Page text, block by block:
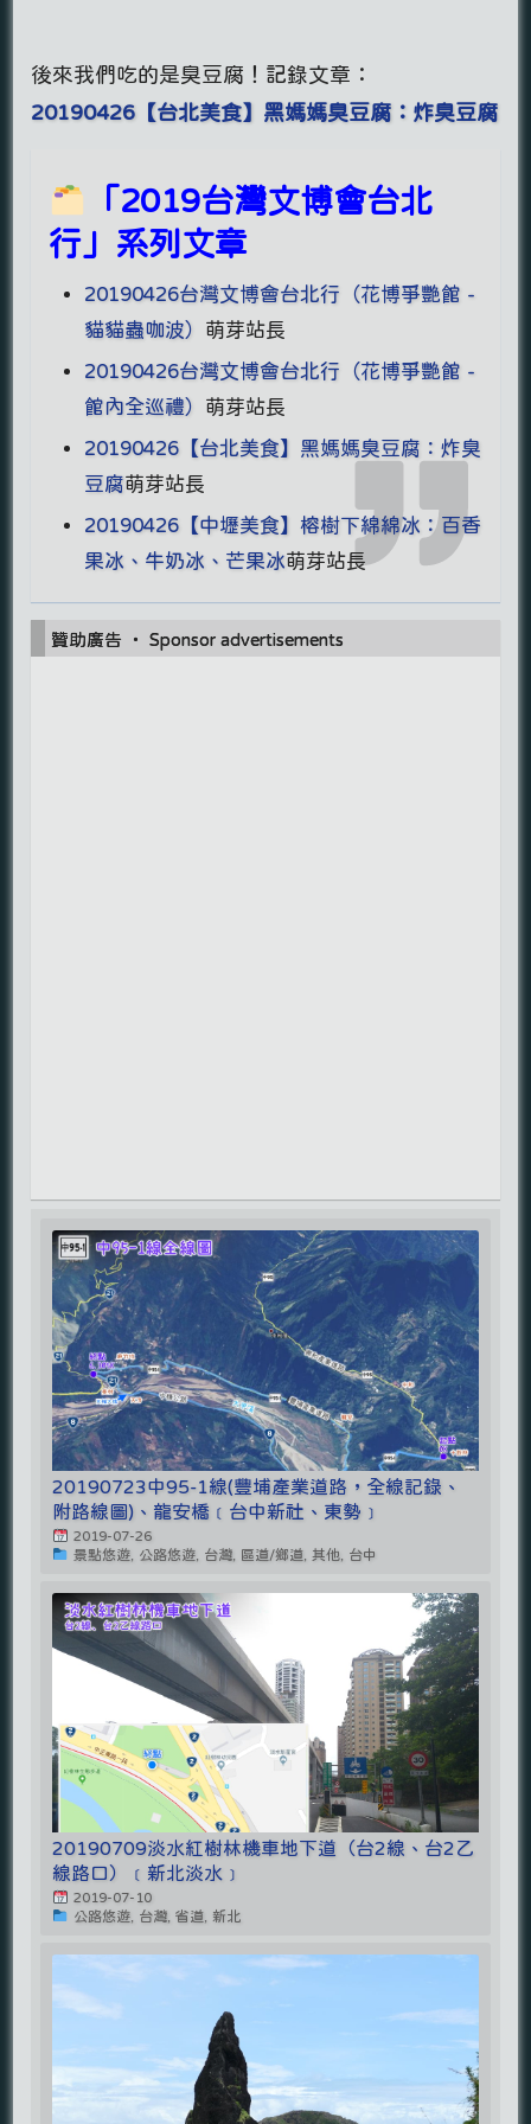
後來我們吃的是臭豆腐！記錄文章：
20190426【台北美食】黑媽媽臭豆腐：炸臭豆腐
「2019台灣文博會台北
行」系列文章
20190426台灣文博會台北行（花博爭艷館 -
貓貓蟲咖波） 萌芽站長
20190426台灣文博會台北行（花博爭艷館 -
館內全巡禮） 萌芽站長
20190426【台北美食】黑媽媽臭豆腐：炸臭
豆腐萌芽站長
20190426【中壢美食】榕樹下綿綿冰：百香
果冰、牛奶冰、芒果冰萌芽站長
贊助廣告 ‧ Sponsor advertisements
20190723中95-1線(豐埔產業道路，全線記錄、
附路線圖)、龍安橋﹝台中新社、東勢﹞
2019-07-26
景點悠遊, 公路悠遊, 台灣, 區道/鄉道, 其他, 台中
20190709淡水紅樹林機車地下道（台2線、台2乙
線路口）﹝新北淡水﹞
2019-07-10
公路悠遊, 台灣, 省道, 新北